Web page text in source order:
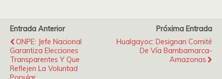
Entrada Anterior
ONPE: Jefe Nacional
Garantiza Elecciones
Transparentes Y Que
Reflejen La Voluntad
Próxima Entrada
Hualgayoc: Designan Comité
De Vía Bambamarca-
Amazonas